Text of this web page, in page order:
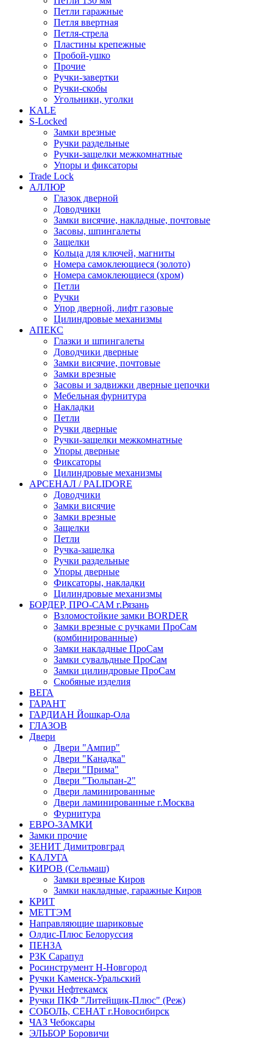
Петли гаражные
Петля ввертная
Петля-стрела
Пластины крепежные
Пробой-ушко
Прочие
Ручки-завертки
Ручки-скобы
Угольники, уголки
KALE
S-Locked
Замки врезные
Ручки раздельные
Ручки-защелки межкомнатные
Упоры и фиксаторы
Trade Lock
АЛЛЮР
Глазок дверной
Доводчики
Замки висячие, накладные, почтовые
Засовы, шпингалеты
Защелки
Кольца для ключей, магниты
Номера самоклеющиеся (золото)
Номера самоклеющиеся (хром)
Петли
Ручки
Упор дверной, лифт газовые
Цилиндровые механизмы
АПЕКС
Глазки и шпингалеты
Доводчики дверные
Замки висячие, почтовые
Замки врезные
Засовы и задвижки дверные цепочки
Мебельная фурнитура
Накладки
Петли
Ручки дверные
Ручки-защелки межкомнатные
Упоры дверные
Фиксаторы
Цилиндровые механизмы
АРСЕНАЛ / PALIDORE
Доводчики
Замки висячие
Замки врезные
Защелки
Петли
Ручка-защелка
Ручки раздельные
Упоры дверные
Фиксаторы, накладки
Цилиндровые механизмы
БОРДЕР, ПРО-САМ г.Рязань
Взломостойкие замки BORDER
Замки врезные с ручками ПроСам
(комбинированные)
Замки накладные ПроСам
Замки сувальдные ПроСам
Замки цилиндровые ПроСам
Скобяные изделия
ВЕГА
ГАРАНТ
ГАРДИАН Йошкар-Ола
ГЛАЗОВ
Двери
Двери "Ампир"
Двери "Канадка"
Двери "Прима"
Двери "Тюльпан-2"
Двери ламинированные
Двери ламинированные г.Москва
Фурнитура
ЕВРО-ЗАМКИ
Замки прочие
ЗЕНИТ Димитровград
КАЛУГА
КИРОВ (Сельмаш)
Замки врезные Киров
Замки накладные, гаражные Киров
КРИТ
МЕТТЭМ
Направляющие шариковые
Олдис-Плюс Белоруссия
ПЕНЗА
РЗК Сарапул
Росинструмент Н-Новгород
Ручки Каменск-Уральский
Ручки Нефтекамск
Ручки ПКФ "Литейщик-Плюс" (Реж)
СОБОЛЬ, СЕНАТ г.Новосибирск
ЧАЗ Чебоксары
ЭЛЬБОР Боровичи